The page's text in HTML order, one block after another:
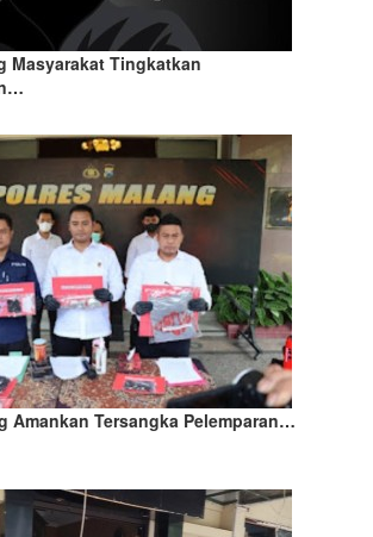
Masyarakat Tingkatkan
Amankan Tersangka Pelemparan…